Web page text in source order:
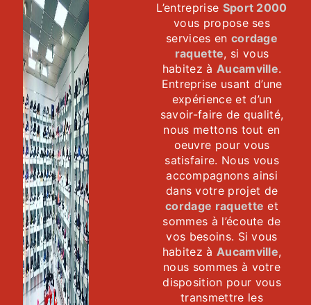
L’entreprise Sport 2000
vous propose ses
services en cordage
raquette, si vous
habitez à Aucamville.
Entreprise usant d’une
expérience et d’un
savoir-faire de qualité,
nous mettons tout en
oeuvre pour vous
satisfaire. Nous vous
accompagnons ainsi
dans votre projet de
cordage raquette et
sommes à l’écoute de
vos besoins. Si vous
habitez à Aucamville,
nous sommes à votre
disposition pour vous
transmettre les